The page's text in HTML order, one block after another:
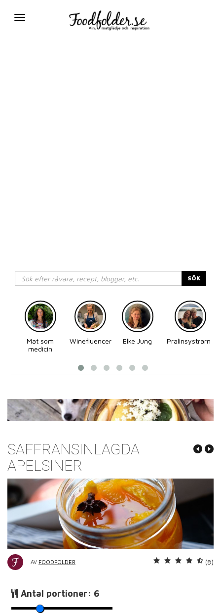
Växla
SÖK
Mat som
medicin
Winefluencer Elke Jung
Pralinsystrarna
SAFFRANSINLAGDA
APELSINER
AV FOODFOLDER (8)
Antal portioner: 6